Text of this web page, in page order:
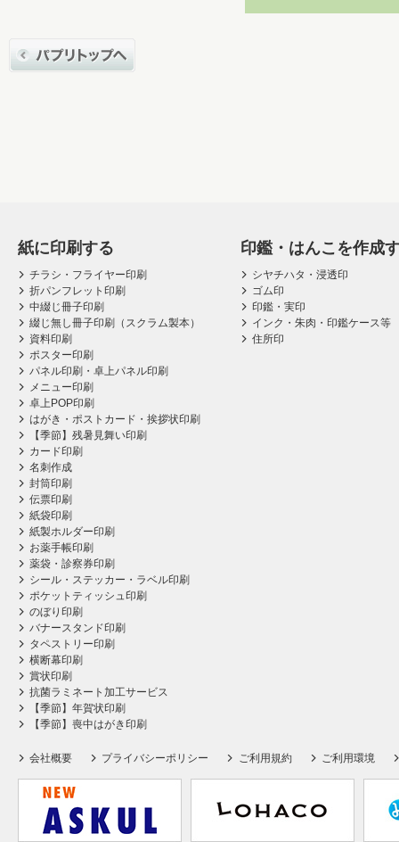
紙に印刷する
チラシ・フライヤー印刷
折パンフレット印刷
中綴じ冊子印刷
綴じ無し冊子印刷（スクラム製本）
資料印刷
ポスター印刷
パネル印刷・卓上パネル印刷
メニュー印刷
卓上POP印刷
はがき・ポストカード・挨拶状印刷
【季節】残暑見舞い印刷
カード印刷
名刺作成
封筒印刷
伝票印刷
紙袋印刷
紙製ホルダー印刷
お薬手帳印刷
薬袋・診察券印刷
シール・ステッカー・ラベル印刷
ポケットティッシュ印刷
のぼり印刷
バナースタンド印刷
タペストリー印刷
横断幕印刷
賞状印刷
抗菌ラミネート加工サービス
【季節】年賀状印刷
【季節】喪中はがき印刷
印鑑・はんこを作成
シヤチハタ・浸透印
ゴム印
印鑑・実印
インク・朱肉・印鑑ケース等
住所印
会社概要 プライバシーポリシー ご利用規約 ご利用環境